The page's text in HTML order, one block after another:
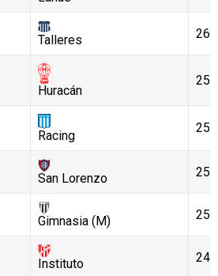
Talleres 26
Huracán
25
Racing
25
San Lorenzo 25
Gimnasia (M) 25
Instituto 24